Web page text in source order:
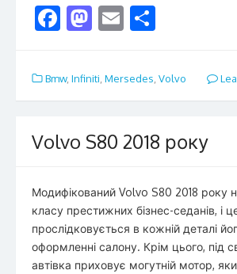
F
e
b
o
M
to
d
n
E
ai
l
ar
e
Bmw, Infiniti Mersedes Volvo
Volvo S80 2018 року
Модифікований Volvo S80 2018 року
класу престижних бізнес-седанів, і
прослідковується в кожній деталі
оформленні салону. Крім цього, під
автівка приховує могутній мотор,